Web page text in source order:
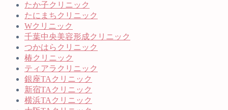
たか子クリニック
たにまちクリニック
Wクリニック
千葉中央美容形成クリニック
つかはらクリニック
椿クリニック
ティアラクリニック
銀座TAクリニック
新宿TAクリニック
横浜TAクリニック